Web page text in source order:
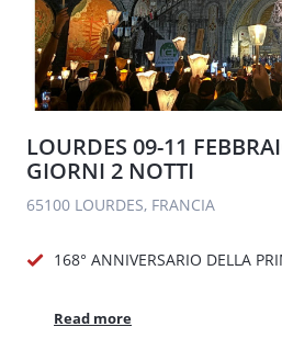
LOURDES 09-11
GIORNI 2 NOTTI
65100 LOURDES, FRANCIA
168° ANNIVERSARIO DELLA
Read more